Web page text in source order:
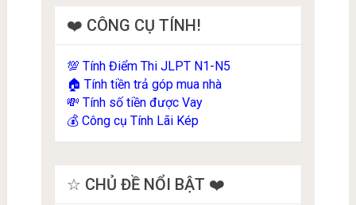
❤️ CÔNG CỤ TÍNH!
💯 Tính Điểm Thi JLPT N1-N5
🏠 Tính tiền trả góp mua nhà
💸 Tính số tiền được Vay
💰 Công cụ Tính Lãi Kép
☆ CHỦ ĐỀ NỔI BẬT ❤️